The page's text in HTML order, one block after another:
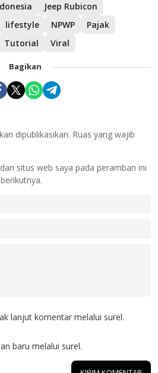
Jeep Rubicon
lifestyle NPWP
Pajak
Tutorial Viral
Bagikan
dipublikasikan. Ruas yang wajib
situs web saya pada peramban ini
lanjut komentar melalui surel.
baru melalui surel.